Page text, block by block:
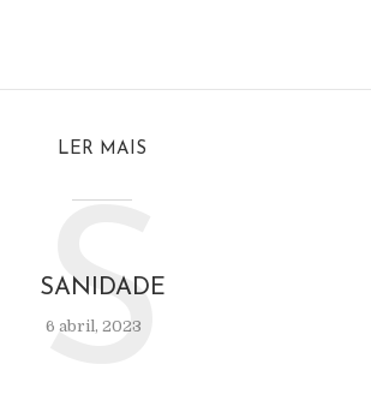
LER MAIS
SANIDADE
6 abril, 2023
S